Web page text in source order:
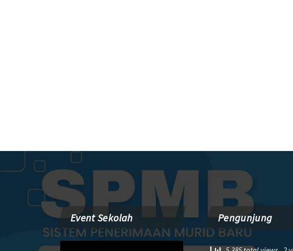
Event Sekolah
Pemutar
Pengunjung